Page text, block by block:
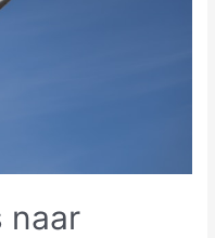
naar